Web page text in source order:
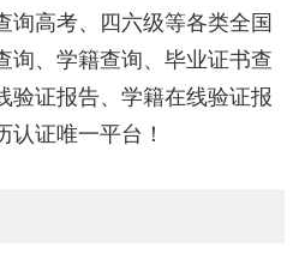
询高考、四六级等各类全国
询、学籍查询、毕业证书查
验证报告、学籍在线验证报
认证唯一平台！